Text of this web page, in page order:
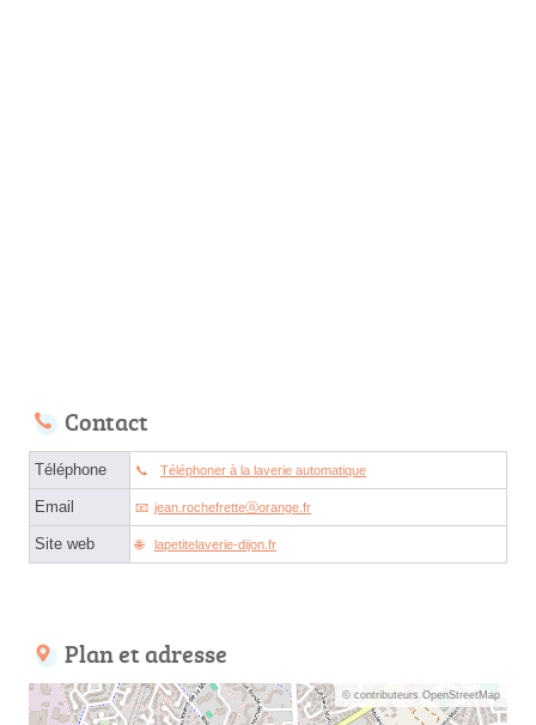
Contact
Téléphone Téléphoner à la laverie automatique
Email jean.rochefretteⓐorange.fr
Site web lapetitelaverie-dijon.fr
Plan et adresse
© contributeurs OpenStreetMap